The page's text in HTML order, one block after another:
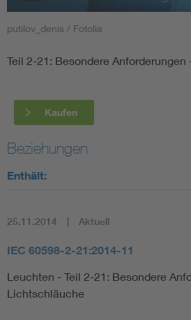
Smart Cities
DKE Fachinformationen im
Blitzschutz: DIN EN 62305 in der
Circular Economy für mehr
Cybersecurity in der
DIN VDE 0100 für sichere
putilov_denis / Fotolia
Teil 2-21: Besondere
Kaufen
Beziehungen
Enthält:
25.11.2014 Aktuell
IEC 60598-2-21:2014-11
Leuchten - Teil 2-21: Besondere
Lichtschläuche